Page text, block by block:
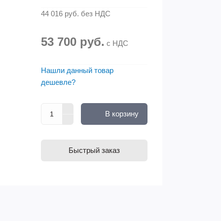
44 016 руб. без НДС
53 700 руб. с НДС
Нашли данный товар
дешевле?
В корзину
Быстрый заказ